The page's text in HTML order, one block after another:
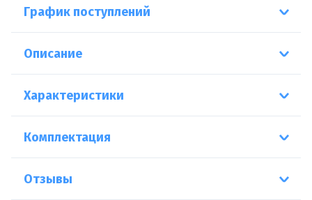
График поступлений
Описание
Характеристики
Комплектация
Отзывы